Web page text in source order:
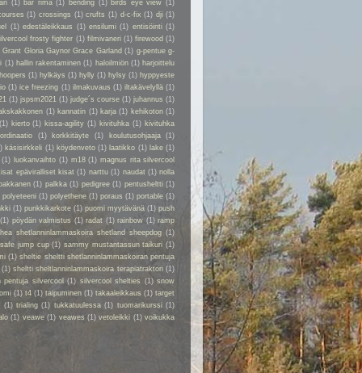
(1) bar rima (1) bending (1) birds eye view (1)
(1) crossings (1) crufts (1) d-c-fix (1) dji (1)
(1) edestäleikkaus (1) ensilumi (1) entisöinti (1)
frosty fighter (1) filmivaneri (1) firewood (1)
Gloria Gaynor Grace Garland (1) g-pentue g-
(1) hallin rakentaminen (1) haloilmiön (1) harjoittelu
(1) hylkäys (1) hylly (1) hylsy (1) hyppyeste
(1) ice freezing (1) ilmakuvaus (1) iltakävelyllä (1)
(1) jspsm2021 (1) judge´s course (1) juhannus (1)
(1) kannatin (1) karja (1) kehikoton (1)
kierto (1) kissa-agility (1) kivituhka (1) kivituhka
(1) korkkitäyte (1) koulutusohjaaja
(1)
käsisirkkeli (1) köydenveto (1) laatikko (1) lake (1)
(1) luokanvaihto (1) m18 (1) magnus rita silvercool
epäviralliset kisat (1) narttu (1) naudat (1) nolla
(1) palkka (1) pedigree (1) pentusheltti (1)
polyeteeni (1) polyethene (1) poraus (1) portable (1)
(1) punkkikarkote (1) puomi myytävänä (1) push
(1) pöydän valmistus (1) radat (1) rainbow (1) ramp
shetlanninlammaskoira shetland sheepdog (1)
safe jump cup (1) sammy mustantassun taikuri (1)
(1) sheltie sheltti shetlanninlammaskoiran pentuja
(1) sheltti sheltlanninlammaskoira terapiatraktori (1)
pentuja silvercool
(1) silvercool shelties (1) snow
(1) t4 (1) taipuminen (1) takaaleikkaus (1) target
(1) trialing (1) tukkatuulessa (1) tuomarikurssi (1)
(1) veawe (1) veawes (1) vetoleikki (1) voikukka